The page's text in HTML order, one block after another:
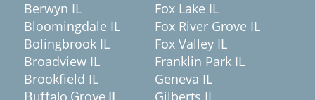
Berwyn IL
Bloomingdale IL
Bolingbrook IL
Broadview IL
Brookfield IL
Buffalo Grove IL
Fox Lake IL
Fox River Grove IL
Fox Valley IL
Franklin Park IL
Geneva IL
Gilberts IL